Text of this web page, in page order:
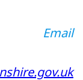
Email